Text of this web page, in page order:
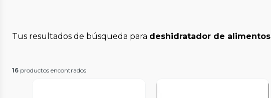
Tus resultados de búsqueda para deshidratador de alimentos
16 productos encontrados